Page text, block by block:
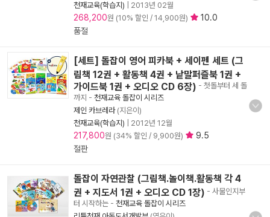
천재교육(학습지)
2013년 02월
268,200원 (10% 할인 / 14,900원)
10.0
품절
[세트] 돌잡이 영어 피카북 + 세이펜 세트 (그
림책 12권 + 활동책 4권 + 낱말퍼즐북 1권 +
가이드북 1권 + 오디오 CD 6장) - 첫돌부터 세 돌
까지 - 천재교육 돌잡이 시리즈
제인 카브레라(지은이)
천재교육(학습지)
2012년 12월
217,800원 (34% 할인 / 9,900원)
9.5
절판
돌잡이 자연관찰 (그림책.놀이책.활동책 각 4
권 + 지도서 1권 + 오디오 CD 1장) - 사물인지부
터 시작하는 - 천재교육 돌잡이 시리즈